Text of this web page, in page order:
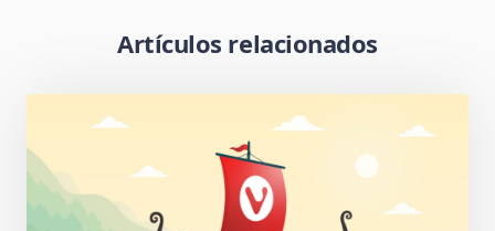
Artículos relacionados